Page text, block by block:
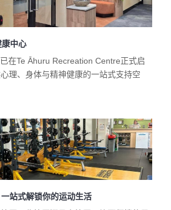
中心
在Te Āhuru Recreation Centre正式启
理、身体与精神健康的一站式支持空
站式解锁你的运动生活